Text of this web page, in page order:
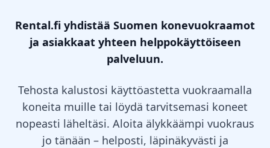
Rental.fi yhdistää Suomen konevuokraamot
ja asiakkaat yhteen helppokäyttöiseen
palveluun.
Tehosta kalustosi käyttöastetta vuokraamalla
koneita muille tai löydä tarvitsemasi koneet
nopeasti läheltäsi. Aloita älykkäämpi vuokraus
jo tänään – helposti, läpinäkyvästi ja